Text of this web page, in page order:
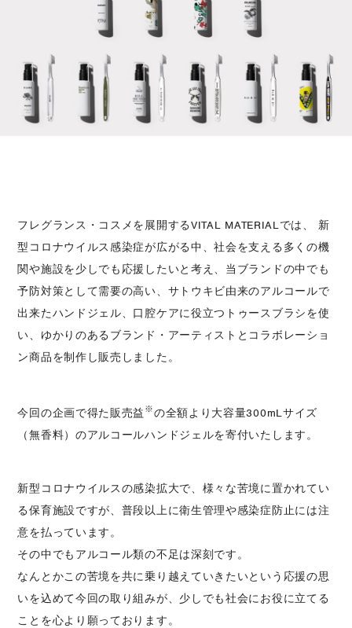
フレグランス・コスメを展開するVITAL MATERIALでは、
新
型コロナウイルス感染症が広がる中、社会を支える多くの機
関や施設を少しでも応援したいと考え、 当ブランドの中でも
予防対策として需要の高い、 サトウキビ由来のアルコールで
出来たハンドジェル、口腔ケアに役立つトゥースブラシを使
い、 ゆかりのあるブランド・アーティストとコラボレーショ
ン商品を制作し販売しました。
今回の企画で得た販売益 ※の全額より 大容量300mLサイズ
（無香料）のアルコールハンドジェルを寄付いたします。
新型コロナウイルスの感染拡大で、 様々な苦境に置かれてい
る保育施設ですが、 普段以上に衛生管理や感染症防止には注
意を払っています。
その中でもアルコール類の不足は深刻です。
なんとかこの苦境を共に乗り越えていきたいという応援の思
いを込めて今回の取り組みが、 少しでも社会にお役に立てる
ことを心より願っております。